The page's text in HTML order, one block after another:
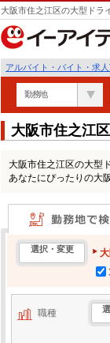
大阪市住之江区の大型ドラ
アルバイト・バイト・求
勤務地
大阪市住之江
大阪市住之江区の大型
あなたにぴったりの大
勤務地で検索
選択・変更
職種